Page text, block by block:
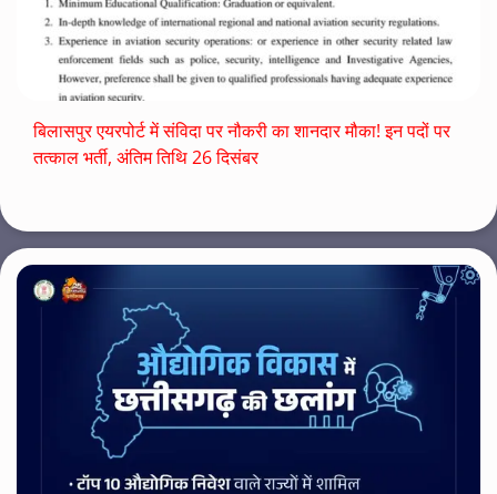
बिलासपुर एयरपोर्ट में संविदा पर नौकरी का शानदार मौका! इन पदों पर
तत्काल भर्ती, अंतिम तिथि 26 दिसंबर